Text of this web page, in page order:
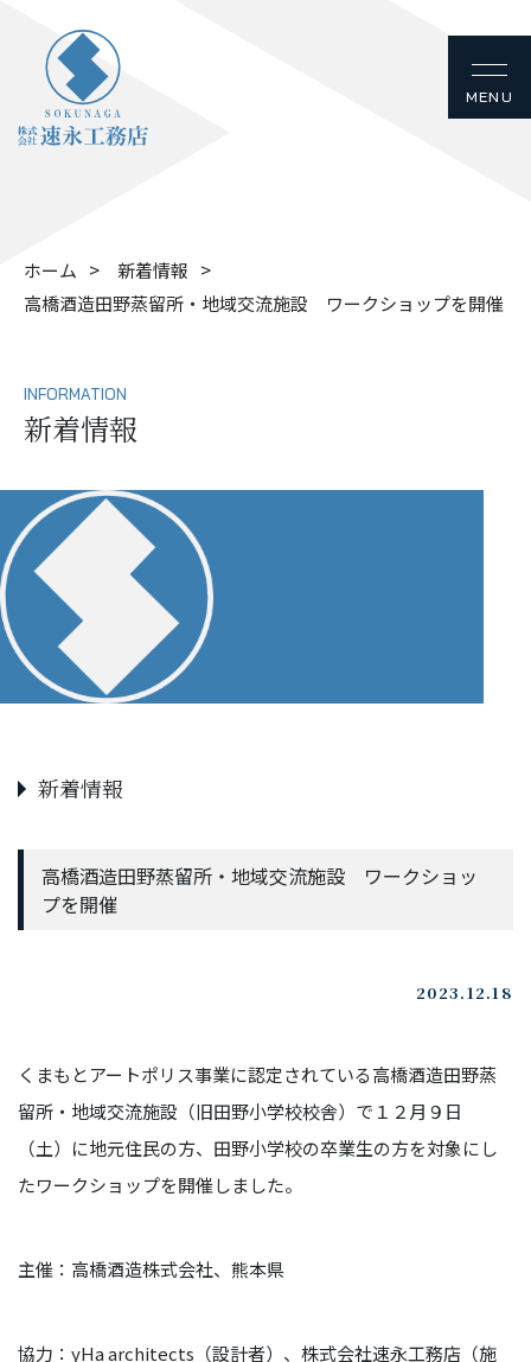
ホーム
新着情報
高橋酒造田野蒸留所・地域交流施設 ワークショップを開催
INFORMATION
新着情報
新着情報
高橋酒造田野蒸留所・地域交流施設 ワークショッ
プを開催
2023.12.18
くまもとアートポリス事業に認定されている高橋酒造田野蒸
留所・地域交流施設（旧田野小学校校舎）で１２月９日
（土）に地元住民の方、田野小学校の卒業生の方を対象にし
たワークショップを開催しました。
主催：高橋酒造株式会社、熊本県
協力：yHa architects（設計者）、株式会社速永工務店（施